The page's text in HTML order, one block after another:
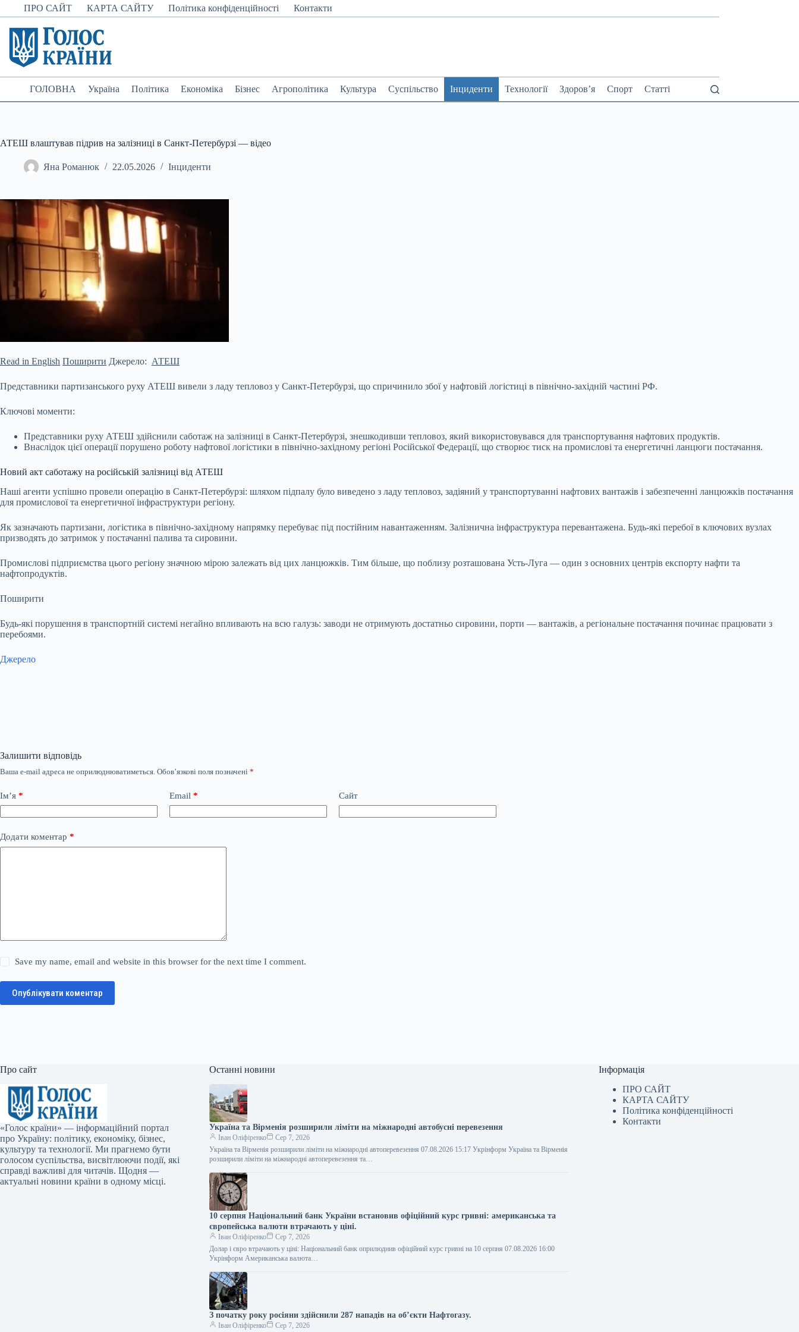
Перейти
до
вмісту
ПРО САЙТ КАРТА САЙТУ Політика конфіденційності Контакти
ГОЛОВНА Україна Політика Економіка Бізнес Агрополітика Культура Суспільство Інциденти Технології Здоров’я Спорт Статті
АТЕШ влаштував підрив на залізниці в Санкт-Петербурзі — відео
Яна Романюк 22.05.2026 Інциденти
Read in English Поширити Джерело: АТЕШ
Представники партизанського руху АТЕШ вивели з ладу тепловоз у Санкт-Петербурзі, що спричинило збої у нафтовій логістиці в північно-західній частині РФ.
Ключові моменти:
Представники руху АТЕШ здійснили саботаж на залізниці в Санкт-Петербурзі, знешкодивши тепловоз, який використовувався для транспортування нафтових продуктів.
Внаслідок цієї операції порушено роботу нафтової логістики в північно-західному регіоні Російської Федерації, що створює тиск на промислові та енергетичні ланцюги постачання.
Новий акт саботажу на російській залізниці від АТЕШ
Наші агенти успішно провели операцію в Санкт-Петербурзі: шляхом підпалу було виведено з ладу тепловоз, задіяний у транспортуванні нафтових вантажів і забезпеченні ланцюжків постачання
для промислової та енергетичної інфраструктури регіону.
Як зазначають партизани, логістика в північно-західному напрямку перебуває під постійним навантаженням. Залізнична інфраструктура перевантажена. Будь-які перебої в ключових вузлах
призводять до затримок у постачанні палива та сировини.
Промислові підприємства цього регіону значною мірою залежать від цих ланцюжків. Тим більше, що поблизу розташована Усть-Луга — один з основних центрів експорту нафти та
нафтопродуктів.
Поширити
Будь-які порушення в транспортній системі негайно впливають на всю галузь: заводи не отримують достатньо сировини, порти — вантажів, а регіональне постачання починає працювати з
перебоями.
Джерело
Залишити відповідь
Ваша e-mail адреса не оприлюднюватиметься. Обов’язкові поля позначені *
Ім’я * Email * Сайт
Додати коментар *
Save my name, email and website in this browser for the next time I comment.
Опублікувати коментар
Про сайт
«Голос країни» — інформаційний портал
про Україну: політику, економіку, бізнес,
культуру та технології. Ми прагнемо бути
голосом суспільства, висвітлюючи події, які
справді важливі для читачів. Щодня —
актуальні новини країни в одному місці.
Останні новини
Україна та Вірменія розширили ліміти на міжнародні автобусні перевезення
Іван Оліфіренко
Сер 7, 2026
Україна та Вірменія розширили ліміти на міжнародні автоперевезення 07.08.2026 15:17 Укрінформ Україна та Вірменія
розширили ліміти на міжнародні автоперевезення та…
10 серпня Національний банк України встановив офіційний курс гривні: американська та
європейська валюти втрачають у ціні.
Іван Оліфіренко
Сер 7, 2026
Долар і євро втрачають у ціні: Національний банк оприлюднив офіційний курс гривні на 10 серпня 07.08.2026 16:00
Укрінформ Американська валюта…
З початку року росіяни здійснили 287 нападів на об’єкти Нафтогазу.
Іван Оліфіренко Сер 7, 2026
Інформація
ПРО САЙТ
КАРТА САЙТУ
Політика конфіденційності
Контакти